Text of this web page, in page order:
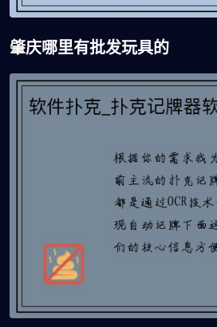
肇庆哪里有批发玩具的